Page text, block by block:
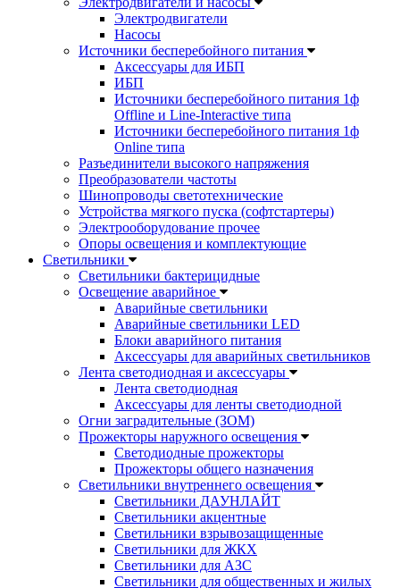
Электродвигатели
Насосы
Источники бесперебойного питания
Аксессуары для ИБП
ИБП
Источники бесперебойного питания 1ф
Offline и Line-Interactive типа
Источники бесперебойного питания 1ф
Online типа
Разъединители высокого напряжения
Преобразователи частоты
Шинопроводы светотехнические
Устройства мягкого пуска (софтстартеры)
Электрооборудование прочее
Опоры освещения и комплектующие
Светильники
Светильники бактерицидные
Освещение аварийное
Аварийные светильники
Аварийные светильники LED
Блоки аварийного питания
Аксессуары для аварийных светильников
Лента светодиодная и аксессуары
Лента светодиодная
Аксессуары для ленты светодиодной
Огни заградительные (ЗОМ)
Прожекторы наружного освещения
Светодиодные прожекторы
Прожекторы общего назначения
Светильники внутреннего освещения
Светильники ДАУНЛАЙТ
Светильники акцентные
Светильники взрывозащищенные
Светильники для ЖКХ
Светильники для АЗС
Светильники для общественных и жилых